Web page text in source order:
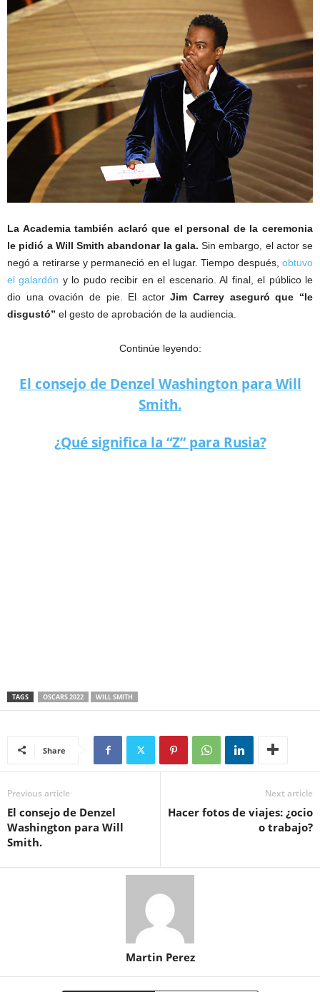
La Academia también aclaró que el personal de la ceremonia
le pidió a Will Smith abandonar la gala. Sin embargo, el actor se
negó a retirarse y permaneció en el lugar. Tiempo después, obtuvo
el galardón y lo pudo recibir en el escenario. Al final, el público le
dio una ovación de pie. El actorJim Carrey aseguró que “le
disgustó” el gesto de aprobación de la audiencia.
Continúe leyendo:
El consejo de Denzel Washington para Will
Smith.
¿Qué significa la “Z” para Rusia?
TAGS OSCARS 2022 WILL SMITH
Share
Previous article
El consejo de Denzel
Washington para Will
Smith.
Next article
Hacer fotos de viajes: ¿ocio
o trabajo?
Martin Perez